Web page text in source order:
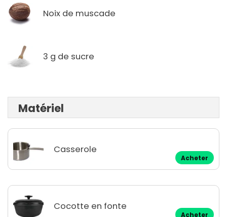
Noix de muscade
3 g de sucre
Matériel
Casserole
Acheter
Cocotte en fonte
Acheter